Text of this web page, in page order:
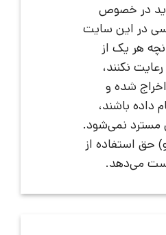
در خصوص
در این سایت
هر یک از
نکنند،
شده و
داده باشند،
مسترد نمی‌شود.
حق استفاده از
می‌دهد.